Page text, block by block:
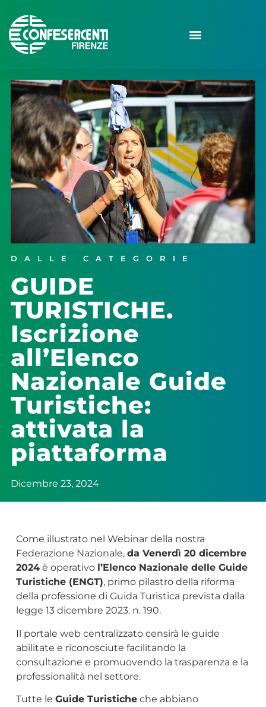
DALLE CATEGORIE
GUIDE
TURISTICHE.
Iscrizione
all’Elenco
Nazionale Guide
Turistiche:
attivata la
piattaforma
Dicembre 23, 2024
Come illustrato nel Webinar della nostra
Federazione Nazionale, da Venerdì 20 dicembre
2024è operativo l’Elenco Nazionale delle Guide
Turistiche (ENGT), primo pilastro della riforma
della professione di Guida Turistica prevista dalla
legge 13 dicembre 2023. n. 190.
Il portale web centralizzato censirà le guide
abilitate e riconosciute facilitando la
consultazione e promuovendo la trasparenza e la
professionalità nel settore.
Tutte le Guide Turisticheche abbiano